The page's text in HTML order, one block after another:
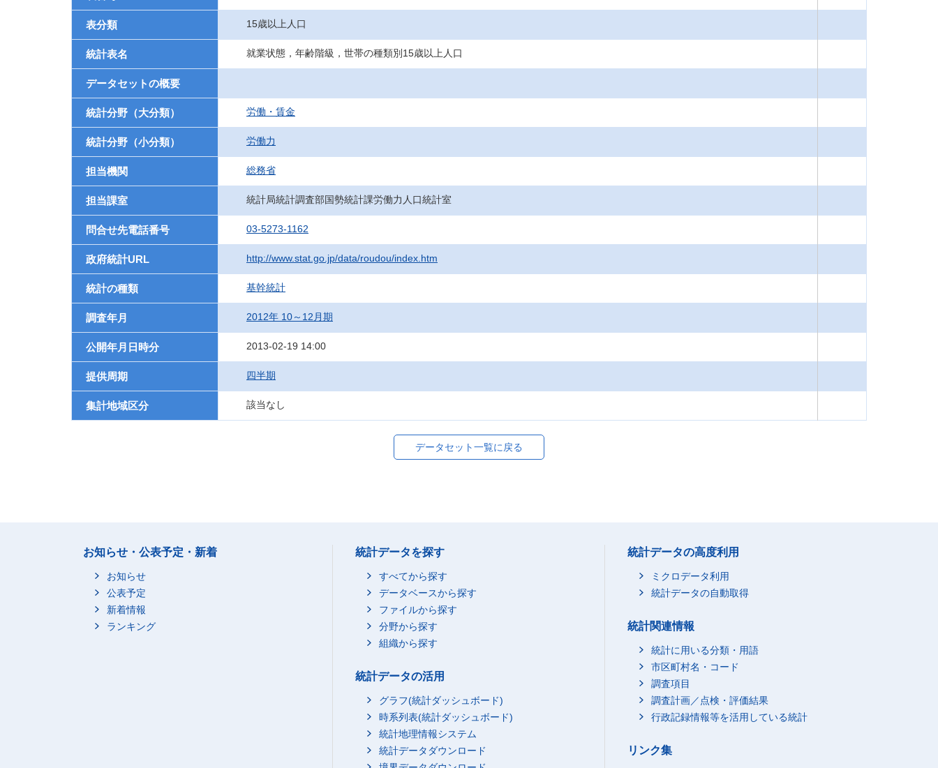
表分類 15歳以上人口
統計表名 就業状態，年齢階級，世帯の種類別15歳以上人口
データセットの概要
統計分野（大分類） 労働・賃金
統計分野（小分類） 労働力
担当機関 総務省
担当課室 統計局統計調査部国勢統計課労働力人口統計室
問合せ先電話番号 03-5273-1162
政府統計URL http://www.stat.go.jp/data/roudou/index.htm
統計の種類 基幹統計
調査年月 2012年 10～12月期
公開年月日時分 2013-02-19 14:00
提供周期 四半期
集計地域区分 該当なし
データセット一覧に戻る
お知らせ・公表予定・新着
お知らせ
公表予定
新着情報
ランキング
統計データを探す
すべてから探す
データベースから探す
ファイルから探す
分野から探す
組織から探す
統計データの活用
グラフ(統計ダッシュボード)
時系列表(統計ダッシュボード)
統計地理情報システム
統計データダウンロード
統計データの高度利用
ミクロデータ利用
統計データの自動取得
統計関連情報
統計に用いる分類・用語
市区町村名・コード
調査項目
調査計画／点検・評価結果
行政記録情報等を活用している統計
リンク集